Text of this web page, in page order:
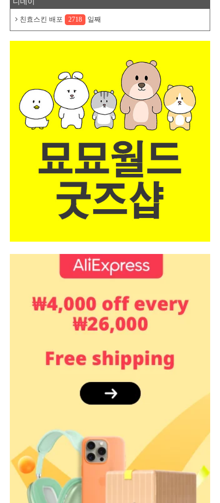
친효스킨 배포 2718 일째